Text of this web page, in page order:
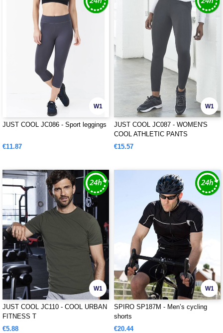
W1
JUST COOL JC086 - Sport leggings
€11.87
W1
JUST COOL JC087 - WOMEN'S
COOL ATHLETIC PANTS
€15.57
W1
JUST COOL JC110 - COOL URBAN
FITNESS T
€5.88
W1
SPIRO SP187M - Men’s cycling
shorts
€20.44